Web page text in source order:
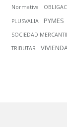
Normativa
PLUSVALIA
PYMES
SOCIEDAD MERCANTIL
TRIBUTAR